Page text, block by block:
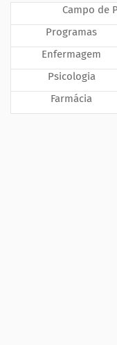
Campo de
Programas
Enfermagem
Psicologia
Farmácia